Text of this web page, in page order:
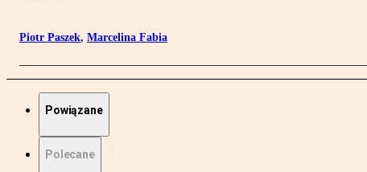
Piotr Paszek, Marcelina Fabia
Powiązane
Polecane